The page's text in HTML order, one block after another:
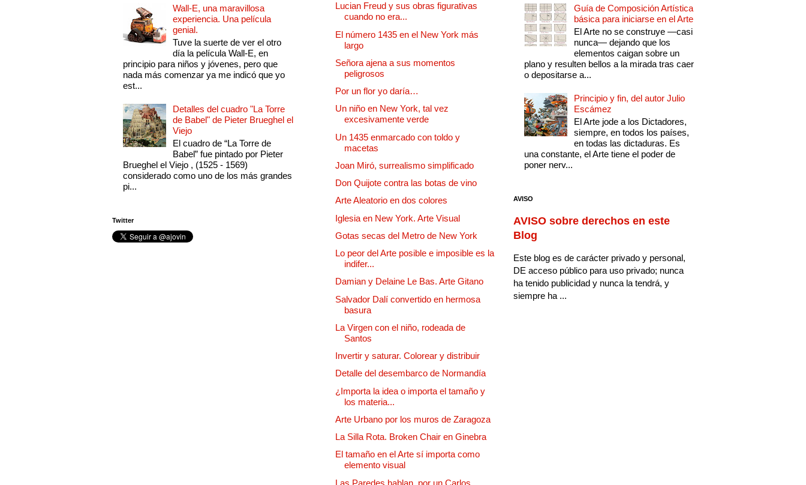
Wall-E, una maravillosa
experiencia. Una película
genial.
Tuve la suerte de ver el otro
día la película Wall-E, en
principio para niños y jóvenes, pero que
nada más comenzar ya me indicó que yo
est...
Detalles del cuadro "La Torre
de Babel" de Pieter Brueghel el
Viejo
El cuadro de “La Torre de
Babel” fue pintado por Pieter
Brueghel el Viejo , (1525 - 1569)
considerado como uno de los más grandes
pi...
Twitter
Lucian Freud y sus obras figurativas
cuando no era...
El número 1435 en el New York más
largo
Señora ajena a sus momentos
peligrosos
Por un flor yo daría…
Un niño en New York, tal vez
excesivamente verde
Un 1435 enmarcado con toldo y
macetas
Joan Miró, surrealismo simplificado
Don Quijote contra las botas de vino
Arte Aleatorio en dos colores
Iglesia en New York. Arte Visual
Gotas secas del Metro de New York
Lo peor del Arte posible e imposible es la
indifer...
Damian y Delaine Le Bas. Arte Gitano
Salvador Dalí convertido en hermosa
basura
La Virgen con el niño, rodeada de
Santos
Invertir y saturar. Colorear y distribuir
Detalle del desembarco de Normandía
¿Importa la idea o importa el tamaño y
los materia...
Arte Urbano por los muros de Zaragoza
La Silla Rota. Broken Chair en Ginebra
El tamaño en el Arte sí importa como
elemento visual
Las Paredes hablan, por un Carlos
Guía de Composición Artística
básica para iniciarse en el Arte
El Arte no se construye —casi
nunca— dejando que los
elementos caigan sobre un
plano y resulten bellos a la mirada tras caer
o depositarse a...
Principio y fin, del autor Julio
Escámez
El Arte jode a los Dictadores,
siempre, en todos los países,
en todas las dictaduras. Es
una constante, el Arte tiene el poder de
poner nerv...
AVISO
AVISO sobre derechos en este
Blog
Este blog es de carácter privado y personal,
DE acceso público para uso privado; nunca
ha tenido publicidad y nunca la tendrá, y
siempre ha ...